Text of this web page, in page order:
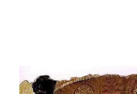
distacca dalla